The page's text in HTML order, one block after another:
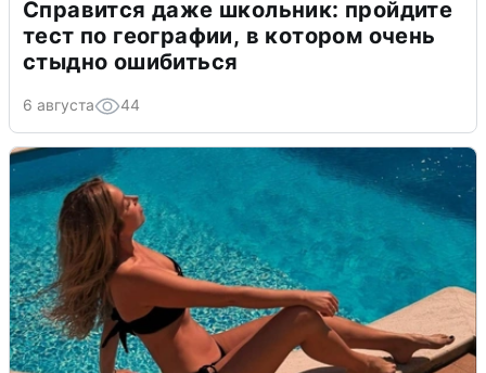
Справится даже школьник: пройдите
тест по географии, в котором очень
стыдно ошибиться
6 августа 44